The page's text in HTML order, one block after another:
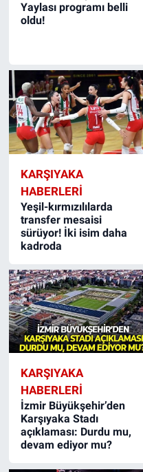
Yaylası programı belli
oldu!
KARŞIYAKA
HABERLERI
Yeşil-kırmızılılarda
transfer mesaisi
sürüyor! İki isim daha
kadroda
KARŞIYAKA
HABERLERI
İzmir Büyükşehir’den
Karşıyaka Stadı
açıklaması: Durdu mu,
devam ediyor mu?